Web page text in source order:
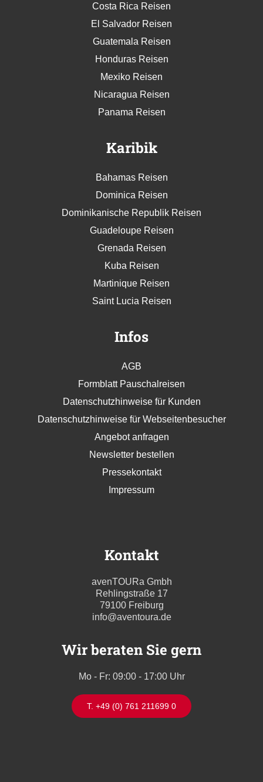
Costa Rica Reisen
El Salvador Reisen
Guatemala Reisen
Honduras Reisen
Mexiko Reisen
Nicaragua Reisen
Panama Reisen
Karibik
Bahamas Reisen
Dominica Reisen
Dominikanische Republik Reisen
Guadeloupe Reisen
Grenada Reisen
Kuba Reisen
Martinique Reisen
Saint Lucia Reisen
Infos
AGB
Formblatt Pauschalreisen
Datenschutzhinweise für Kunden
Datenschutzhinweise für Webseitenbesucher
Angebot anfragen
Newsletter bestellen
Pressekontakt
Impressum
Kontakt
avenTOURa Gmbh
Rehlingstraße 17
79100 Freiburg
info@aventoura.de
Wir beraten Sie gern
Mo - Fr: 09:00 - 17:00 Uhr
T. +49 (0) 761 211699 0